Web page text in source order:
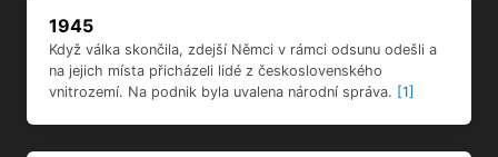
1945
Když válka skončila, zdejší Němci v rámci odsunu odešli a
na jejich místa přicházeli lidé z československého
vnitrozemí. Na podnik byla uvalena národní správa. [1]